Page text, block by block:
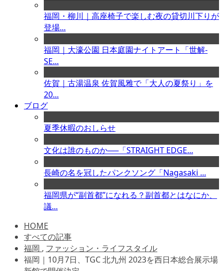
福岡・柳川｜高座椅子で楽しむ夜の貸切川下りが
登場...
福岡｜大濠公園 日本庭園ナイトアート「世解-
SE...
佐賀｜古湯温泉 佐賀風雅で「大人の夏祭り」を
20...
ブログ
夏季休暇のおしらせ
文化は誰のものか──「STRAIGHT EDGE...
長崎の名を冠したパンクソング「Nagasaki ...
福岡県が“副首都”になれる？副首都とはなにか、
議...
HOME
すべての記事
福岡 , ファッション・ライフスタイル
福岡｜10月7日、TGC 北九州 2023を西日本総合展示場